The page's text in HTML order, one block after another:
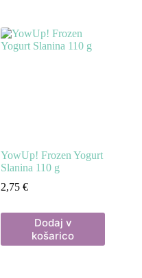
YowUp! Frozen Yogurt
Slanina 110 g
2,75€
Dodaj v
košarico